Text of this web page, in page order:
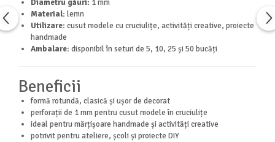
Diametru găuri: 1 mm
Material: lemn
Utilizare: cusut modele cu cruciulițe, activități creative, proiecte
handmade
Ambalare: disponibil în seturi de 5, 10, 25 și 50 bucăți
Beneficii
formă rotundă, clasică și ușor de decorat
perforații de 1 mm pentru cusut modele în cruciulițe
ideal pentru mărțișoare handmade și activități creative
potrivit pentru ateliere, școli și proiecte DIY